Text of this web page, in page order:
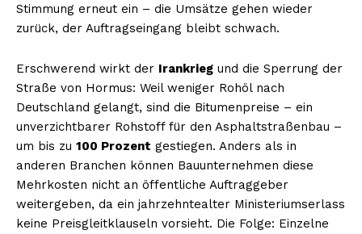
Stimmung erneut ein – die Umsätze gehen wieder
zurück, der Auftragseingang bleibt schwach.
Erschwerend wirkt der Irankrieg und die Sperrung der
Straße von Hormus: Weil weniger Rohöl nach
Deutschland gelangt, sind die Bitumenpreise – ein
unverzichtbarer Rohstoff für den Asphaltstraßenbau –
um bis zu 100 Prozent gestiegen. Anders als in
anderen Branchen können Bauunternehmen diese
Mehrkosten nicht an öffentliche Auftraggeber
weitergeben, da ein jahrzehntealter Ministeriumserlass
keine Preisgleitklauseln vorsieht. Die Folge: Einzelne